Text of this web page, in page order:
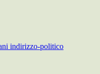
indirizzo-politico